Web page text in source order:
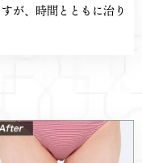
が、時間とともに治り